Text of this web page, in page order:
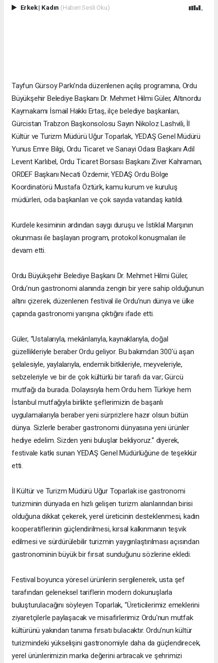
Erkek| Kadın (Haberi Sesli Oku)
Tayfun Gürsoy Parkı’nda düzenlenen açılış programına, Ordu
Büyükşehir Belediye Başkanı Dr. Mehmet Hilmi Güler, Altınordu
Kaymakamı İsmail Hakkı Ertaş, ilçe belediye başkanları,
Gürcistan Trabzon Başkonsolosu Sayın Nikoloz Lashvili, İl
Kültür ve Turizm Müdürü Uğur Toparlak, YEDAŞ Genel Müdürü
Yunus Emre Bilgi, Ordu Ticaret ve Sanayi Odası Başkanı Adil
Levent Karlıbel, Ordu Ticaret Borsası Başkanı Ziver Kahraman,
ORDEF Başkanı Necati Özdemir, YEDAŞ Ordu Bölge
Koordinatörü Mustafa Öztürk, kamu kurum ve kuruluş
müdürleri, oda başkanları ve çok sayıda vatandaş katıldı.
Kurdele kesiminin ardından saygı duruşu ve İstiklal Marşının
okunması ile başlayan program, protokol konuşmaları ile
devam etti.
Ordu Büyükşehir Belediye Başkanı Dr. Mehmet Hilmi Güler,
Ordu’nun gastronomi alanında zengin bir yere sahip olduğunun
altını çizerek, düzenlenen festival ile Ordu’nun dünya ve ülke
çapında gastronomi yarışına çıktığını ifade etti.
Güler, “Ustalarıyla, mekânlarıyla, kaynaklarıyla, doğal
güzellikleriyle beraber Ordu geliyor. Bu bakımdan 300'ü aşan
şelalesiyle, yaylalarıyla, endemik bitkileriyle, meyveleriyle,
sebzeleriyle ve bir de çok kültürlü bir tarafı da var; Gürcü
mutfağı da burada. Dolayısıyla hem Ordu hem Türkiye hem
İstanbul mutfağıyla birlikte şeflerimizin de başarılı
uygulamalarıyla beraber yeni sürprizlere hazır olsun bütün
dünya. Sizlerle beraber gastronomi dünyasına yeni ürünler
hediye edelim. Sizden yeni buluşlar bekliyoruz.” diyerek,
festivale katkı sunan YEDAŞ Genel Müdürlüğüne de teşekkür
etti.
İl Kültür ve Turizm Müdürü Uğur Toparlak ise gastronomi
turizminin dünyada en hızlı gelişen turizm alanlarından birisi
olduğuna dikkat çekerek, yerel üreticinin desteklenmesi, kadın
kooperatiflerinin güçlendirilmesi, kırsal kalkınmanın teşvik
edilmesi ve sürdürülebilir turizmin yaygınlaştırılması açısından
gastronominin büyük bir fırsat sunduğunu sözlerine ekledi.
Festival boyunca yöresel ürünlerin sergilenerek, usta şef
tarafından geleneksel tariflerin modern dokunuşlarla
buluşturulacağını söyleyen Toparlak, “Üreticilerimiz emeklerini
ziyaretçilerle paylaşacak ve misafirlerimiz Ordu'nun mutfak
kültürünü yakından tanıma fırsatı bulacaktır. Ordu’nun kültür
turizmindeki yükselişini gastronomiyle daha da güçlendirecek,
yerel ürünlerimizin marka değerini artıracak ve şehrimizi